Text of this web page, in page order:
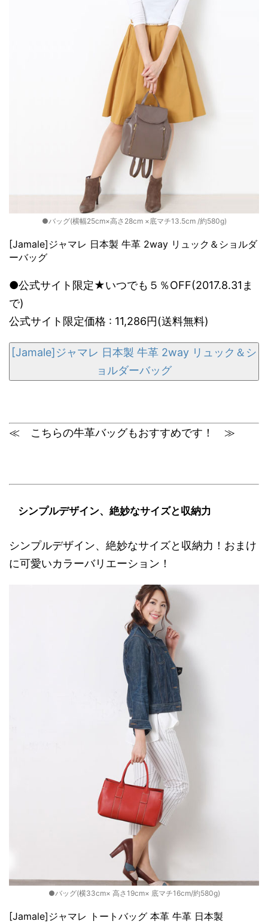
●バッグ(横幅25cm×高さ28cm ×底マチ13.5cm /約580g)
[Jamale]ジャマレ 日本製 牛革 2way リュック＆ショルダ
ーバッグ
●公式サイト限定★いつでも５％OFF(2017.8.31ま
で)
公式サイト限定価格 : 11,286円(送料無料)
[Jamale]ジャマレ 日本製 牛革 2way リュック＆シ
ョルダーバッグ
≪ こちらの牛革バッグもおすすめです！ ≫
シンプルデザイン、絶妙なサイズと収納力
シンプルデザイン、絶妙なサイズと収納力！おまけ
に可愛いカラーバリエーション！
●バッグ(横33cm× 高さ19cm× 底マチ16cm/約580g)
[Jamale]ジャマレ トートバッグ 本革 牛革 日本製